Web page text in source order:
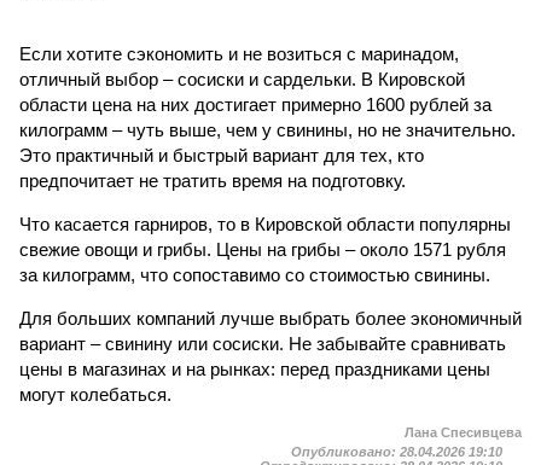
Если хотите сэкономить и не возиться с маринадом,
отличный выбор – сосиски и сардельки. В Кировской
области цена на них достигает примерно 1600 рублей за
килограмм – чуть выше, чем у свинины, но не значительно.
Это практичный и быстрый вариант для тех, кто
предпочитает не тратить время на подготовку.
Что касается гарниров, то в Кировской области популярны
свежие овощи и грибы. Цены на грибы – около 1571 рубля
за килограмм, что сопоставимо со стоимостью свинины.
Для больших компаний лучше выбрать более экономичный
вариант – свинину или сосиски. Не забывайте сравнивать
цены в магазинах и на рынках: перед праздниками цены
могут колебаться.
Лана Спесивцева
Опубликовано: 28.04.2026 19:10